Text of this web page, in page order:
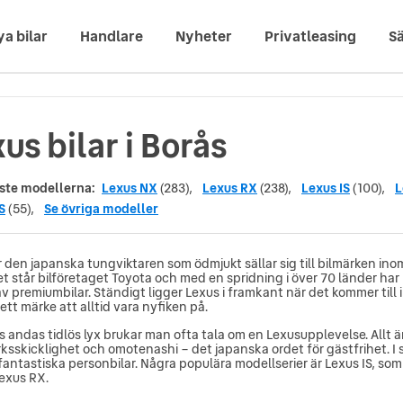
bilar Handlare Nyheter Privatleasing
bilar i Borås
modellerna: Lexus NX (283), Lexus RX (238), Lexus IS(100),
(55), Se övriga modeller
den japanska tungviktaren som ödmjukt sällar sig till bilmärken
står bilföretaget Toyota och med en spridning i över 70 länder
premiumbilar. Ständigt ligger Lexus i framkant när det kommer
märke att alltid vara nyfiken på.
andas tidlös lyx brukar man ofta tala om en Lexusupplevelse. Allt
och omotenashi – det japanska ordet för gästfrihet.
personbilar. Några populära modellserier är Lexus IS,
RX.